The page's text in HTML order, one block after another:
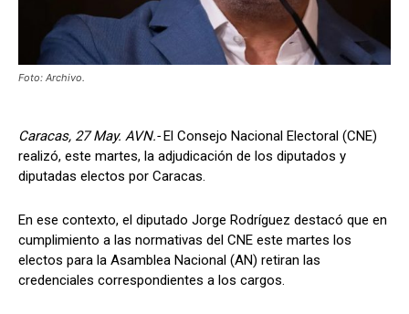
Foto: Archivo.
Caracas, 27 May. AVN.-El Consejo Nacional Electoral (CNE)
realizó, este martes, la adjudicación de los diputados y
diputadas electos por Caracas.
En ese contexto, el diputado Jorge Rodríguez destacó que en
cumplimiento a las normativas del CNE este martes los
electos para la Asamblea Nacional (AN) retiran las
credenciales correspondientes a los cargos.